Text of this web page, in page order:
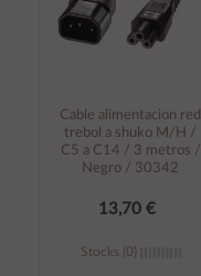
Cable alimentacion red
trebol a shuko M/H /
C5 a C14 / 3 metros /
Negro / 30342
13,70 €
Stocks (0)